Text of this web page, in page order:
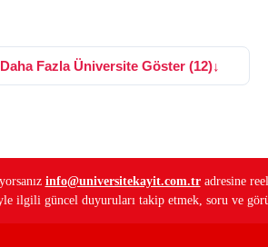
Daha Fazla Üniversite Göster (12)↓
info@universitekayit.com.tradresine
ilgili güncel duyuruları takip etmek, soru ve